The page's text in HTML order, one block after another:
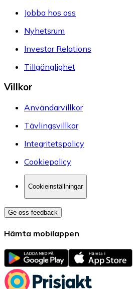
Jobba hos oss
Nyhetsrum
Investor Relations
Tillgänglighet
Villkor
Användarvillkor
Tävlingsvillkor
Integritetspolicy
Cookiepolicy
Cookieinställningar
Ge oss feedback
Hämta mobilappen